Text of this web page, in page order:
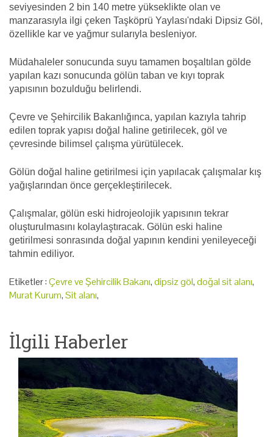
seviyesinden 2 bin 140 metre yükseklikte olan ve
manzarasıyla ilgi çeken Taşköprü Yaylası'ndaki Dipsiz Göl,
özellikle kar ve yağmur sularıyla besleniyor.
Müdahaleler sonucunda suyu tamamen boşaltılan gölde
yapılan kazı sonucunda gölün taban ve kıyı toprak
yapısının bozulduğu belirlendi.
Çevre ve Şehircilik Bakanlığınca, yapılan kazıyla tahrip
edilen toprak yapısı doğal haline getirilecek, göl ve
çevresinde bilimsel çalışma yürütülecek.
Gölün doğal haline getirilmesi için yapılacak çalışmalar kış
yağışlarından önce gerçekleştirilecek.
Çalışmalar, gölün eski hidrojeolojik yapısının tekrar
oluşturulmasını kolaylaştıracak. Gölün eski haline
getirilmesi sonrasında doğal yapının kendini yenileyeceği
tahmin ediliyor.
Etiketler :Çevre ve Şehircilik Bakanı,dipsiz göl,doğal sit alanı,
Murat Kurum,Sit alanı,
İlgili Haberler